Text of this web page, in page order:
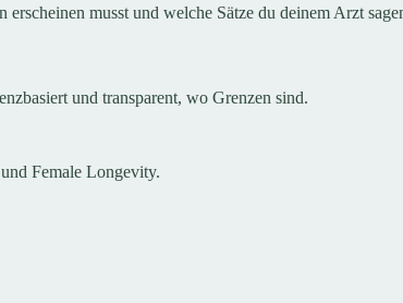
musst und welche Sätze du deinem Arzt
und transparent, wo Grenzen sind.
Female Longevity.